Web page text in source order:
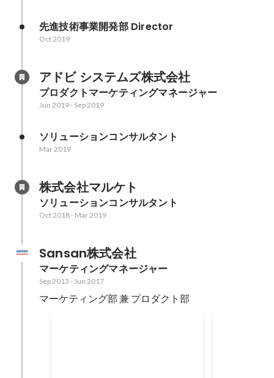
先進技術事業開発部 Director
Oct 2019
アドビ システムズ株式会社
プロダクトマーケティングマネージャー
Jun 2019- Sep 2019
ソリューションコンサルタント
Mar 2019
株式会社マルケト
ソリューションコンサルタント
Oct 2018- Mar 2019
Sansan株式会社
マーケティングマネージャー
Sep 2013 -Jun 2017
マーケティング部 兼 プロダクト部